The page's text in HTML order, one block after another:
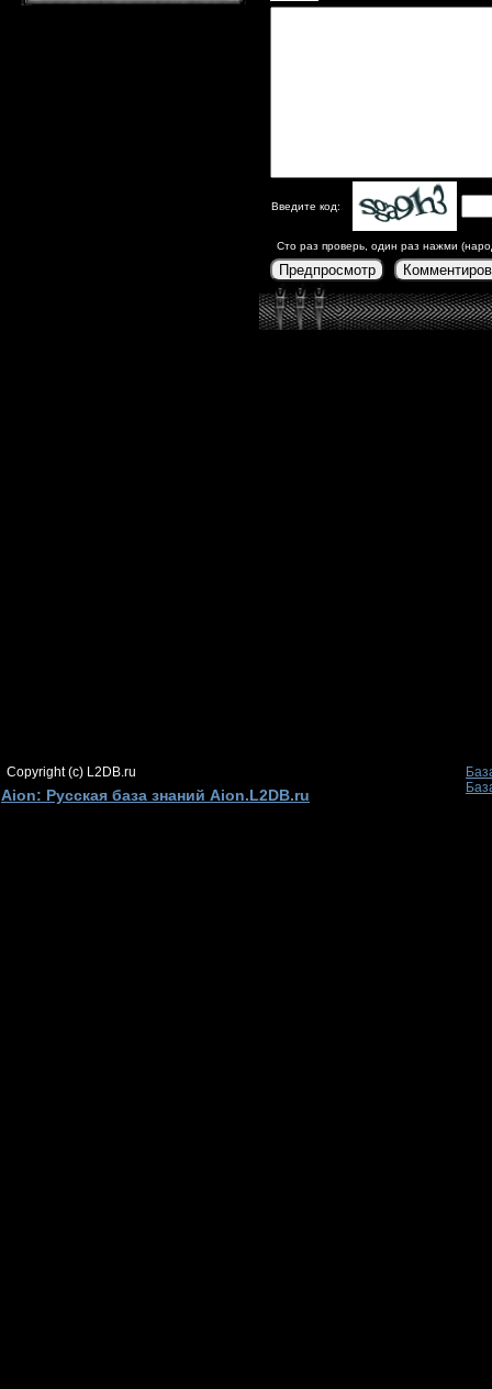
Введите код:
Сто раз проверь, один раз нажми
Предпросмотр
Copyright (c) L2DB.ru
Aion: Русская база знаний Aion.L2DB.ru